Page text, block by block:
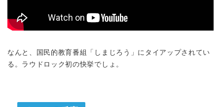
なんと、国民的教育番組「しまじろう」にタイアップされてい
る。ラウドロック初の快挙でしょ。